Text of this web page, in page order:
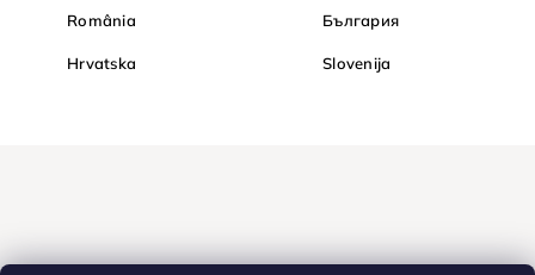
România България
Hrvatska Slovenija